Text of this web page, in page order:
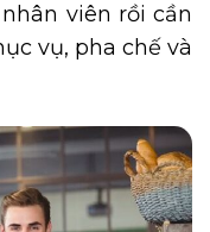
viên rồi cần
vụ, pha chế và